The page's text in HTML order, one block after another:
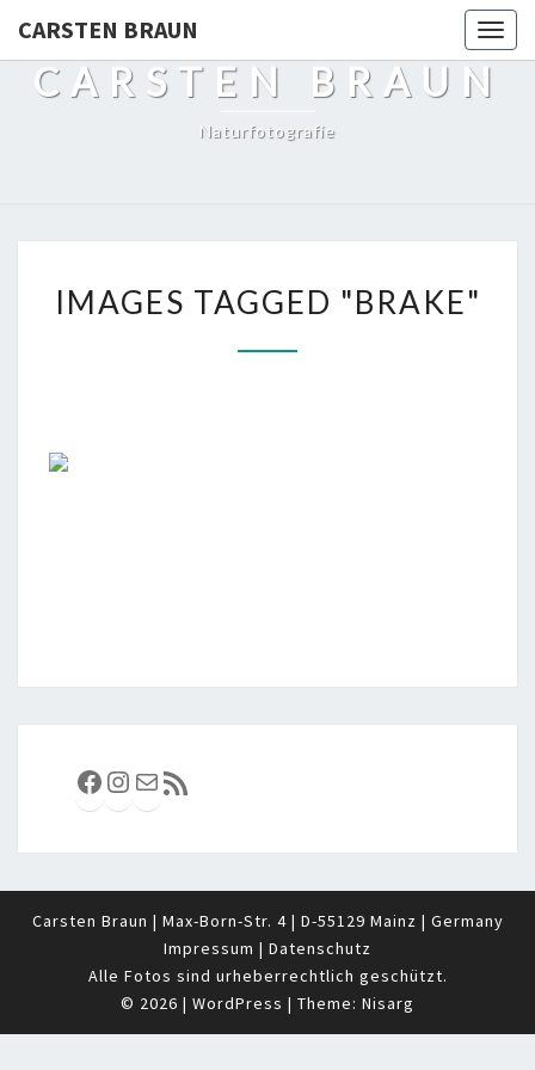
CARSTEN BRAUN
CARSTEN BRAUN
Naturfotografie
TAGGED
IMAGES TAGGED "BRAKE"
Facebook
Instagram
E-MailRSS-Feed
Carsten Braun | Max-Born-Str. 4 | D-55129 Mainz | Germany
Impressum | Datenschutz
Alle Fotos sind urheberrechtlich geschützt.
© 2026 | WordPress | Theme: Nisarg